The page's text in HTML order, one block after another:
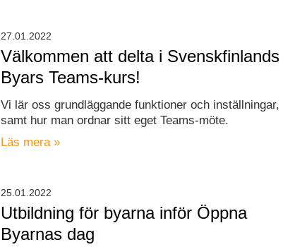
Välkommen att delta i Svenskfinlands
Byars Teams-kurs!
Vi lär oss grundläggande funktioner och inställningar,
samt hur man ordnar sitt eget Teams-möte.
Läs mera »
27.01.2022
Utbildning för byarna inför Öppna
Byarnas dag
25.01.2022